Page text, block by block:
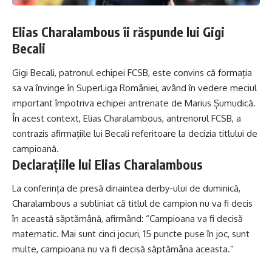
Elias Charalambous îi răspunde lui Gigi
Becali
Gigi Becali, patronul echipei FCSB, este convins că formația
sa va învinge în SuperLiga României, având în vedere meciul
important împotriva echipei antrenate de Marius Șumudică.
În acest context, Elias Charalambous, antrenorul FCSB, a
contrazis afirmațiile lui Becali referitoare la decizia titlului de
campioană.
Declarațiile lui Elias Charalambous
La conferința de presă dinaintea derby-ului de duminică,
Charalambous a subliniat că titlul de campion nu va fi decis
în această săptămână, afirmând: “Campioana va fi decisă
matematic. Mai sunt cinci jocuri, 15 puncte puse în joc, sunt
multe, campioana nu va fi decisă săptămâna aceasta.”